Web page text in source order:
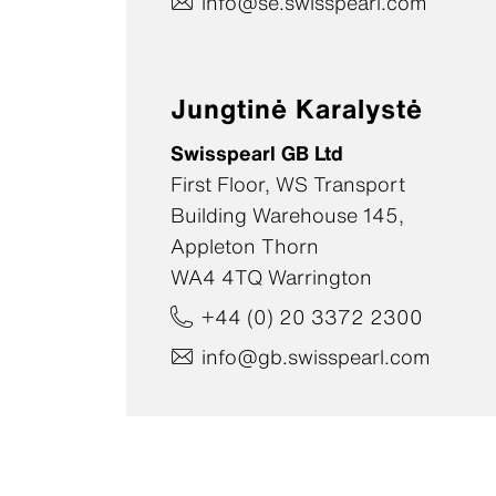
Jungtinė Karalystė
Swisspearl GB Ltd
First Floor, WS Transport
Building Warehouse 145,
Appleton Thorn
WA4 4TQ Warrington
+44 (0) 20 3372 2300
info@gb.swisspearl.com